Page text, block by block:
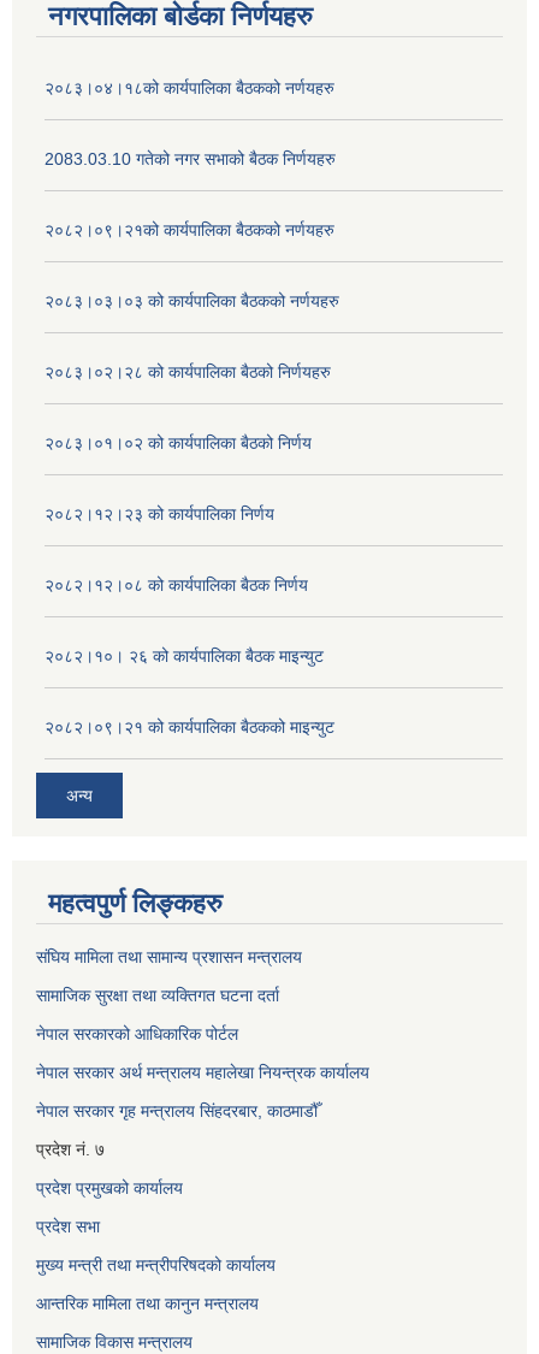
नगरपालिका बोर्डका निर्णयहरु
२०८३।०४।१८को कार्यपालिका बैठकको नर्णयहरु
2083.03.10 गतेको नगर सभाको बैठक निर्णयहरु
२०८२।०९।२१को कार्यपालिका बैठकको नर्णयहरु
२०८३।०३।०३ को कार्यपालिका बैठकको नर्णयहरु
२०८३।०२।२८ को कार्यपालिका बैठको निर्णयहरु
२०८३।०१।०२ को कार्यपालिका बैठको निर्णय
२०८२।१२।२३ को कार्यपालिका निर्णय
२०८२।१२।०८ को कार्यपालिका बैठक निर्णय
२०८२।१०। २६ को कार्यपालिका बैठक माइन्युट
२०८२।०९।२१ को कार्यपालिका बैठकको माइन्युट
अन्य
महत्वपुर्ण लिङ्कहरु
संघिय मामिला तथा सामान्य प्रशासन मन्त्रालय
सामाजिक सुरक्षा तथा व्यक्तिगत घटना दर्ता
नेपाल सरकारको आधिकारिक पोर्टल
नेपाल सरकार अर्थ मन्त्रालय महालेखा नियन्त्रक कार्यालय
नेपाल सरकार गृह मन्त्रालय सिंहदरबार, काठमाडौँ
प्रदेश नं. ७
प्रदेश प्रमुखको कार्यालय
प्रदेश सभा
मुख्य मन्त्री तथा मन्त्रीपरिषदको कार्यालय
आन्तरिक मामिला तथा कानुन मन्त्रालय
सामाजिक विकास मन्त्रालय